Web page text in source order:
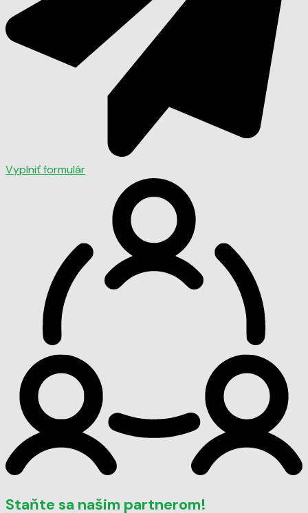
Vyplniť formulár
Staňte sa našim partnerom!